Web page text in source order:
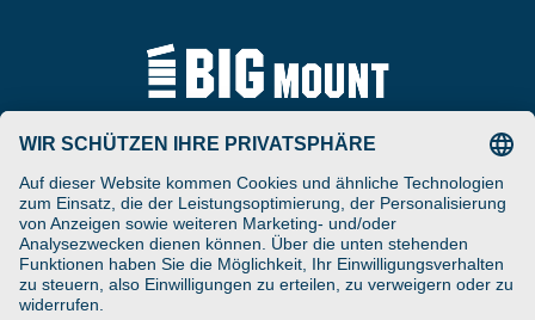
ARAT Spezialhalterungen
GmbH
Schierbusch 2a
D- 33161 Hövelhof
DESIGNED ENGINEERED
Tel
+49 (0) 5257-9380625
Fax
+49 (0) 5257-9380629